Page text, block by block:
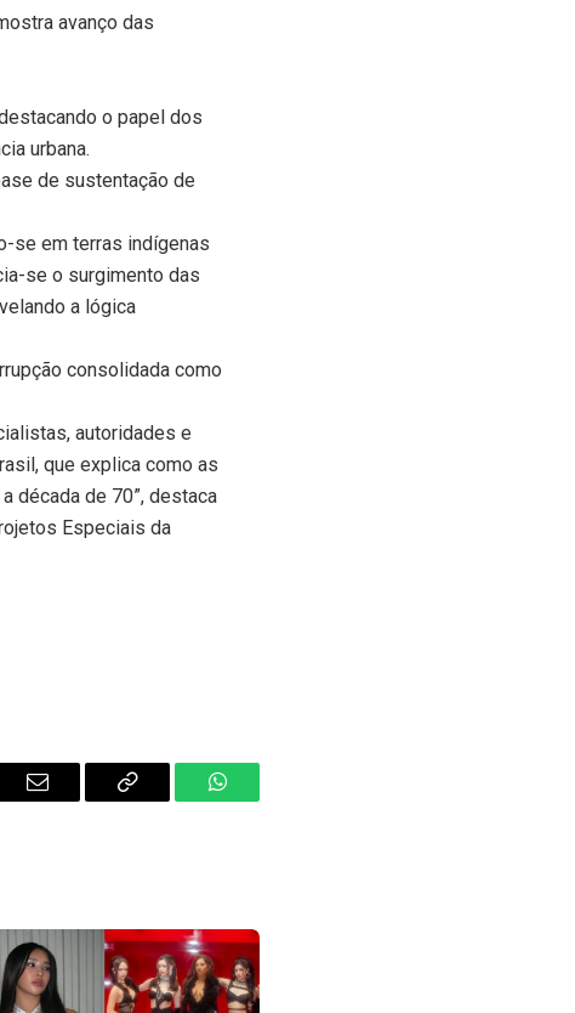
avanço das
o papel dos
urbana.
de sustentação de
se em terras indígenas
se o surgimento das
a lógica
consolidada como
autoridades e
que explica como as
década de 70”, destaca
Especiais da
Email
Copy
WhatsApp